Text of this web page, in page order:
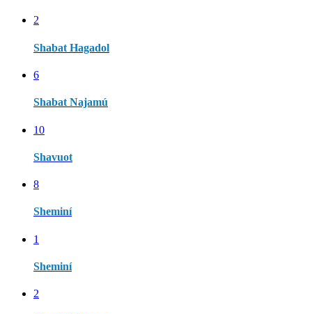
2
Shabat Hagadol
6
Shabat Najamú
10
Shavuot
8
Sheminí
1
Sheminí
2